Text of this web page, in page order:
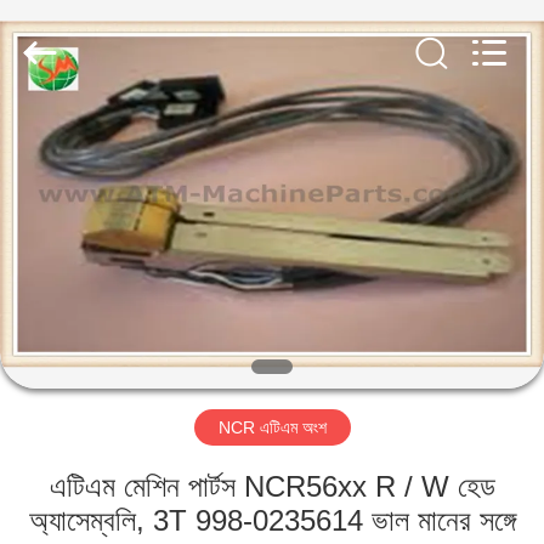
বাড়ি
পণ্য
কারখানা
মান
International
Trade
Co.,Ltd..
Rights
NCR এটিএম অংশ
এটিএম মেশিন পার্টস NCR56xx R / W হেড
অ্যাসেম্বলি, 3T 998-0235614 ভাল মানের সঙ্গে